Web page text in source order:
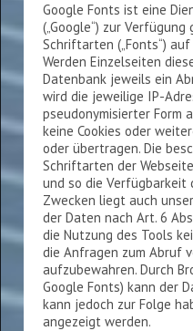
Google Fonts ist eine
(„Google“) zur
Schriftarten („Fonts“)
Werden Einzelseiten
Datenbank jeweils ein
wird die jeweilige IP-
pseudonymisierter Form
keine Cookies oder
oder übertragen. Die
Schriftarten der
und so die Verfügbarkeit
Zwecken liegt auch
der Daten nach Art. 6
die Nutzung des Tools
die Anfragen zum Abruf
aufzubewahren. Durch
Google Fonts) kann der
kann jedoch zur Folge
angezeigt werden.